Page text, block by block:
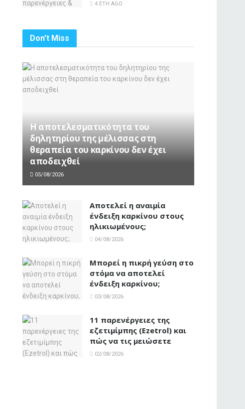
4 ΈΤΗ AGO
Don't Miss
Η αποτελεσματικότητα του
δηλητηρίου της μέλισσας στη
θεραπεία του καρκίνου δεν έχει
αποδειχθεί
05/08/2026
Αποτελεί η αναιμία
ένδειξη καρκίνου στους
ηλικιωμένους;
04/08/2026
Μπορεί η πικρή γεύση στο
στόμα να αποτελεί
ένδειξη καρκίνου;
03/08/2026
11 παρενέργειες της
εζετιμίμπης (Ezetrol) και
πώς να τις μειώσετε
02/08/2026